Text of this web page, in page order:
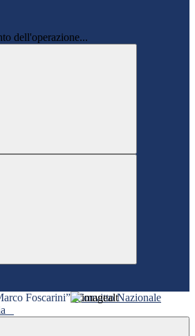
dell'operazione...
Convitto Nazionale